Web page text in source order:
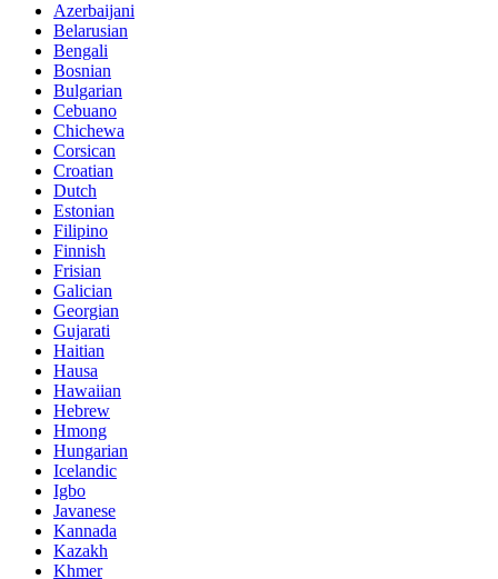
Azerbaijani
Belarusian
Bengali
Bosnian
Bulgarian
Cebuano
Chichewa
Corsican
Croatian
Dutch
Estonian
Filipino
Finnish
Frisian
Galician
Georgian
Gujarati
Haitian
Hausa
Hawaiian
Hebrew
Hmong
Hungarian
Icelandic
Igbo
Javanese
Kannada
Kazakh
Khmer